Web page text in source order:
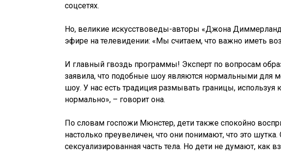
соцсетях.
Но, великие искусствоведы-авторы «Джона
эфире на телевидении: «Мы считаем, что важно иметь
И главный гвоздь программы! Эксперт по вопросам
заявила, что подобные шоу являются нормальными для
шоу. У нас есть традиция размывать границы,
нормально», – говорит она.
По словам госпожи Мюнстер, дети также спокойно
настолько преувеличен, что они понимают, что это
сексуализированная часть тела. Но дети не думают, как